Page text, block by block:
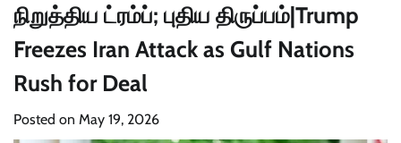
நிறுத்திய ட்ரம்ப்; புதிய திருப்பம்|Trump
Freezes Iran Attack as Gulf Nations
Rush for Deal
Posted on May 19, 2026